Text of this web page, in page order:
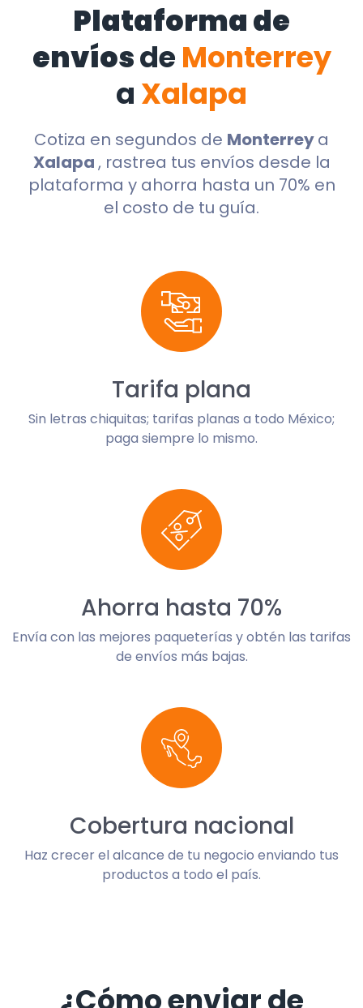
Plataforma de
envíosde Monterrey
a Xalapa
Cotiza en segundos de Monterreya
Xalapa, rastrea tus envíos desde la
plataforma y ahorra hasta un 70% en
el costo de tu guía.
Tarifa plana
Sin letras chiquitas; tarifas planas a todo México;
paga siempre lo mismo.
Ahorra hasta 70%
Envía con las mejores paqueterías y obtén las tarifas
de envíos más bajas.
Cobertura nacional
Haz crecer el alcance de tu negocio enviando tus
productos a todo el país.